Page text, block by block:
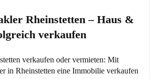
Rheinstetten – Haus &
verkaufen
verkaufen oder vermieten: Mit
in Rheinstetten eine Immobilie verkaufen